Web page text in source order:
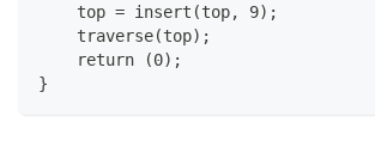
    top = insert(top, 9);
    traverse(top);
    return (0);
}